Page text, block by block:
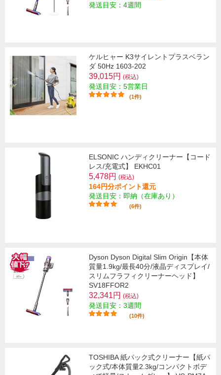
発送目安：4週間
ケルヒャー K3サイレントプラスベラン
ダ 50Hz 1603-202
39,015円 (税込)
発送目安：5営業日
(1件)
ELSONIC ハンディクリーナー【コード
レス/充電式】 EKHC01
5,478円 (税込)
164円分ポイント還元
発送目安：即納（在庫あり）
(6件)
Dyson Dyson Digital Slim Origin【本体
質量1.9kg/最長40分/液晶ディスプレイ/
スリムフラフィクリーナーヘッド】
SV18FFOR2
32,341円 (税込)
発送目安：3週間
(10件)
TOSHIBA 紙パック式クリーナー【紙パ
ック式/本体質量2.3kg/コンパクトボデ